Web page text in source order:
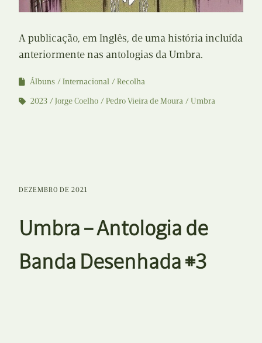
A publicação, em Inglês, de uma história incluída
anteriormente nas antologias da Umbra.
Álbuns Internacional
Recolha
2023
Jorge Coelho Pedro Vieira de Moura Umbra
DEZEMBRO DE 2021
Umbra – Antologia de
Banda Desenhada #3